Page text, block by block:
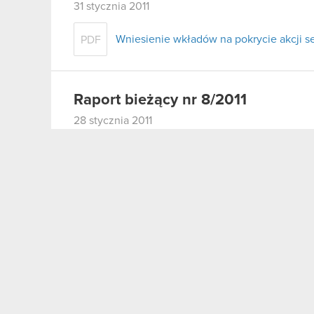
31 stycznia 2011
PDF Wniesienie wkładów na pokrycie akcji
Raport bieżący nr 8/2011
28 stycznia 2011